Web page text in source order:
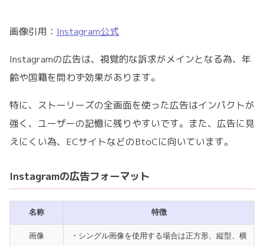
画像引用： Instagram公式
Instagramの広告は、視覚的な訴求がメインとなる為、年
齢や国籍を問わず効果があります。
特に、ストーリーズの全画面を使った広告はインパクトが
強く、ユーザーの記憶に残りやすいです。また、広告に見
えにくい為、ECサイトなどのBtoCに向いています。
Instagramの広告フォーマット
名称 特徴
画像
・シングル画像を使用する場合は正方形、縦型、横